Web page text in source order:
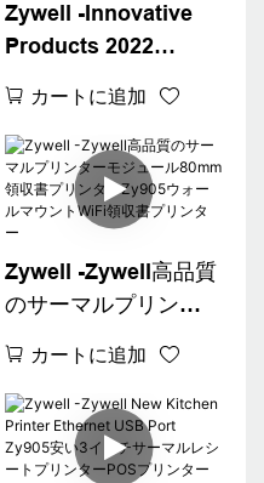
Zywell -Innovative
Products 2022
Vietas 80mm
Bluetoothサーマルプ
リンターZy905
USB+RS232+LAN+B
カートに追加
Zywell -Zywell高品質
のサーマルプリンタ
収書プリンターZy905
ウォールマウント
WiFi領収書プリンタ
ー
カートに追加